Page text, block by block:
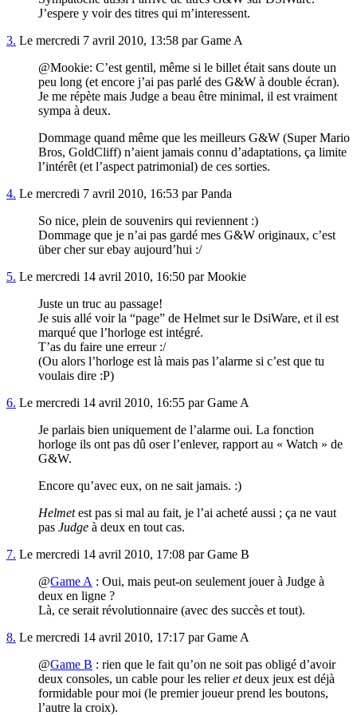
J’espere y voir des titres qui m’interessent.
3. Le mercredi 7 avril 2010, 13:58 par Game A
@Mookie: C’est gentil, même si le billet était sans doute un
peu long (et encore j’ai pas parlé des G&W à double écran).
Je me répète mais Judge a beau être minimal, il est vraiment
sympa à deux.
Dommage quand même que les meilleurs G&W (Super Mario
Bros, GoldCliff) n’aient jamais connu d’adaptations, ça limite
l’intérêt (et l’aspect patrimonial) de ces sorties.
4. Le mercredi 7 avril 2010, 16:53 par Panda
So nice, plein de souvenirs qui reviennent :)
Dommage que je n’ai pas gardé mes G&W originaux, c’est
über cher sur ebay aujourd’hui :/
5. Le mercredi 14 avril 2010, 16:50 par Mookie
Juste un truc au passage!
Je suis allé voir la “page” de Helmet sur le DsiWare, et il est
marqué que l’horloge est intégré.
T’as du faire une erreur :/
(Ou alors l’horloge est là mais pas l’alarme si c’est que tu
voulais dire :P)
6. Le mercredi 14 avril 2010, 16:55 par Game A
Je parlais bien uniquement de l’alarme oui. La fonction
horloge ils ont pas dû oser l’enlever, rapport au « Watch » de
G&W.
Encore qu’avec eux, on ne sait jamais. :)
Helmetest pas si mal au fait, je l’ai acheté aussi ; ça ne vaut
pas Judge à deux en tout cas.
7. Le mercredi 14 avril 2010, 17:08 par Game B
@Game A : Oui, mais peut-on seulement jouer à Judge à
deux en ligne ?
Là, ce serait révolutionnaire (avec des succès et tout).
8. Le mercredi 14 avril 2010, 17:17 par Game A
@Game B : rien que le fait qu’on ne soit pas obligé d’avoir
deux consoles, un cable pour les relieretdeux jeux est déjà
formidable pour moi (le premier joueur prend les boutons,
l’autre la croix).